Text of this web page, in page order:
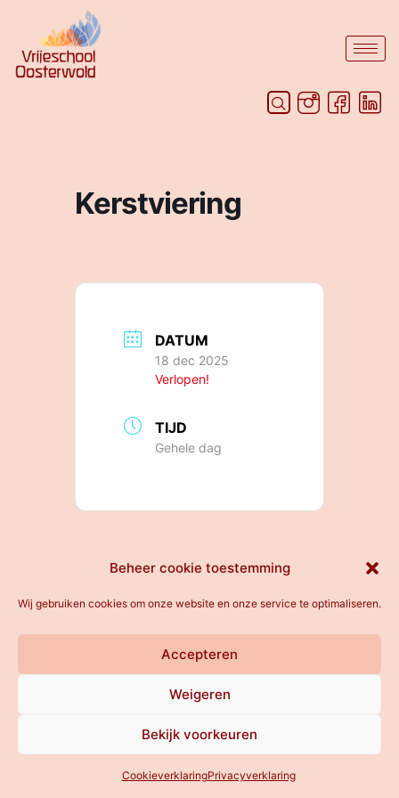
Beheer cookie toestemming
Wij gebruiken cookies om onze website en onze service te optimaliseren.
Accepteren
Weigeren
Bekijk voorkeuren
CookieverklaringPrivacyverklaring
Kerstviering
DATUM
18 dec 2025
Verlopen!
TIJD
Gehele dag
All rights reserved